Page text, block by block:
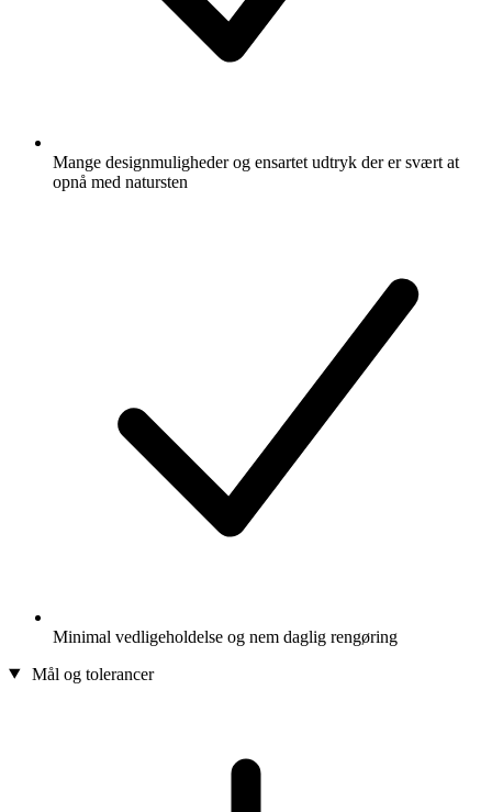
Mange designmuligheder og ensartet udtryk der er svært at
opnå med natursten
Minimal vedligeholdelse og nem daglig rengøring
Mål og tolerancer